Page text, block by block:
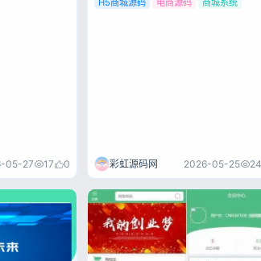
05-27 17 0 彩虹源码网 2026-05-25 24